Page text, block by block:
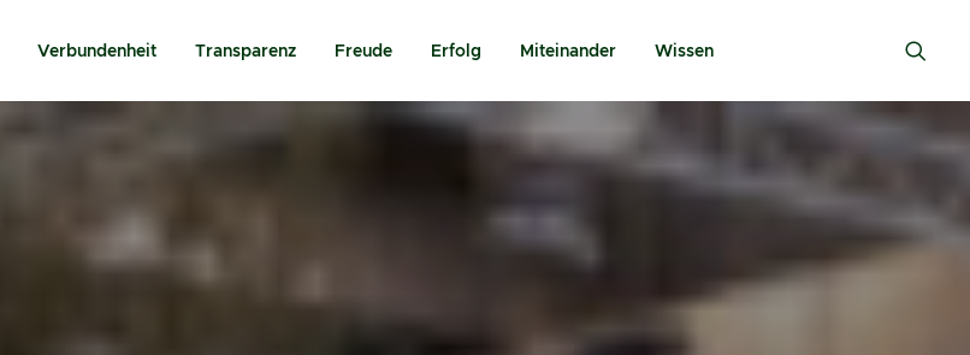
Verbundenheit Transparenz Freude Erfolg Miteinander Wissen